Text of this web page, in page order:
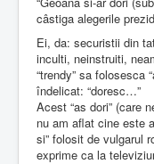
câstiga alegerile
Ei, da: securistii din
inculti, neinstruiti,
“trendy” sa folosesca
îndelicat: “doresc…”
Acest “as dori” (care
nu am aflat cine este
si” folosit de vulgarul
exprime ca la